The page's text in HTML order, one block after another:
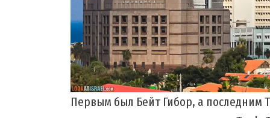
Первым был Бейт Гибор, а последним